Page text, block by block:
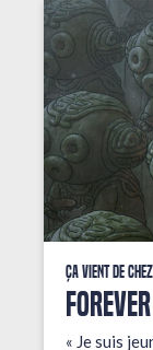
Ça vient de
« Je suis